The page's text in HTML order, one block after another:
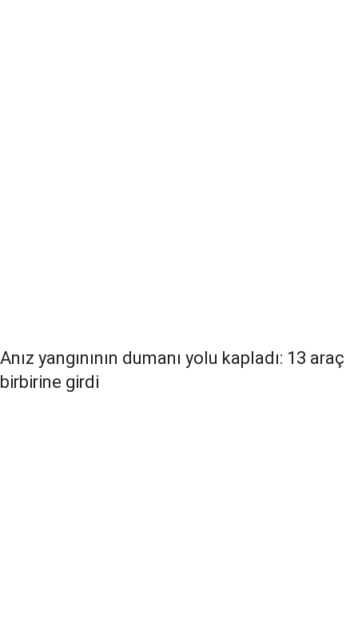
Anız yangınının dumanı yolu kapladı: 13 araç
birbirine girdi